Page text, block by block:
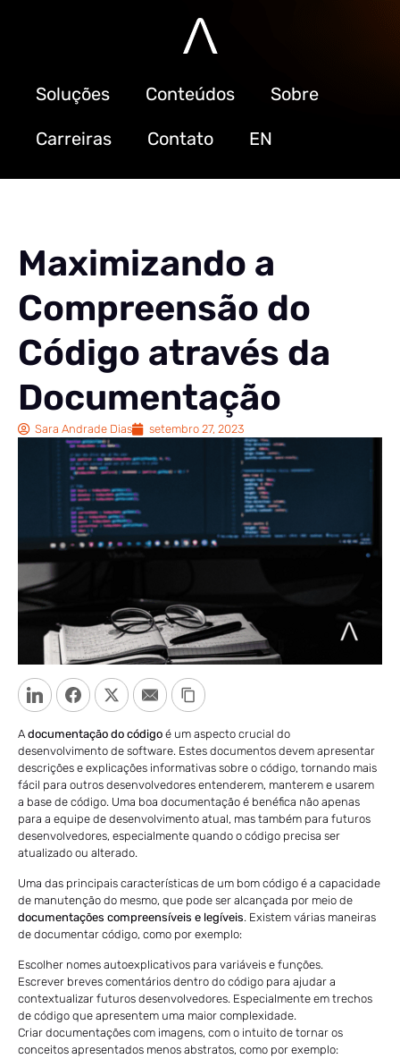
Soluções Conteúdos Sobre
Carreiras Contato EN
Maximizando a
Compreensão do
Código através da
Documentação
Sara Andrade Dias setembro 27, 2023
LinkedInFacebookTwitterEmail Copy Link
A documentação do código é um aspecto crucial do
desenvolvimento de software. Estes documentos devem apresentar
descrições e explicações informativas sobre o código, tornando mais
fácil para outros desenvolvedores entenderem, manterem e usarem
a base de código. Uma boa documentação é benéfica não apenas
para a equipe de desenvolvimento atual, mas também para futuros
desenvolvedores, especialmente quando o código precisa ser
atualizado ou alterado.
Uma das principais características de um bom código é a capacidade
de manutenção do mesmo, que pode ser alcançada por meio de
documentações compreensíveis e legíveis. Existem várias maneiras
de documentar código, como por exemplo:
Escolher nomes autoexplicativos para variáveis ​​e funções.
Escrever breves comentários dentro do código para ajudar a
contextualizar futuros desenvolvedores. Especialmente em trechos
de código que apresentem uma maior complexidade.
Criar documentações com imagens, com o intuito de tornar os
conceitos apresentados menos abstratos, como por exemplo: